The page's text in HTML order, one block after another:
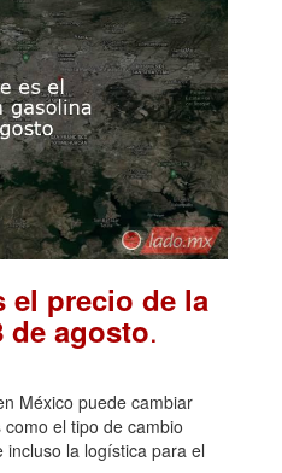
el precio de la
de agosto.
México puede cambiar
el tipo de cambio
la logística para el